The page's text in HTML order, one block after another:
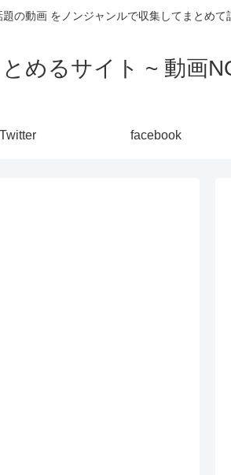
の動画 をノンジャンルで収集してまとめて
めるサイト ~ 動画
Twitter facebook